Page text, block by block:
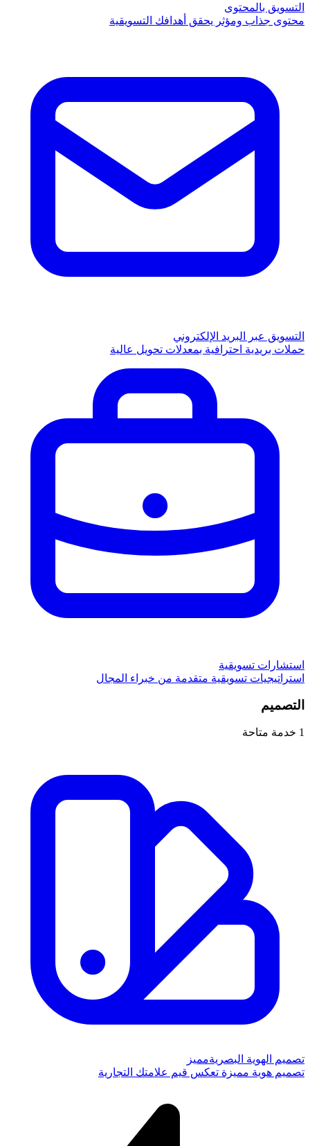
التسويق بالمحتوى
محتوى جذاب ومؤثر يحقق أهدافك التسويقية
التسويق عبر البريد الإلكتروني
حملات بريدية احترافية بمعدلات تحويل عالية
استشارات تسويقية
استراتيجيات تسويقية متقدمة من خبراء المجال
التصميم
1 خدمة متاحة
تصميم الهوية البصريةمميز
تصميم هوية مميزة تعكس قيم علامتك التجارية